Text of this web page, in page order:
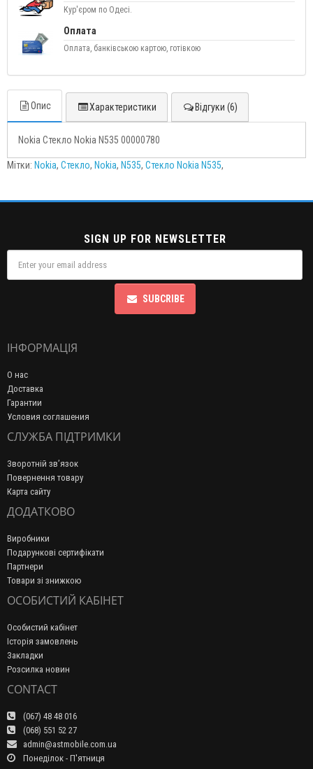
Кур'єром по Одесі.
Оплата
Оплата, банківською картою, готівкою
Опис Характеристики Відгуки (6)
Nokia Стекло Nokia N535 00000780
Мітки: Nokia, Стекло, Nokia, N535, Стекло Nokia N535,
SIGN UP FOR NEWSLETTER
SUBCRIBE
ІНФОРМАЦІЯ
О нас
Доставка
Гарантии
Условия соглашения
СЛУЖБА ПІДТРИМКИ
Зворотній зв’язок
Повернення товару
Карта сайту
ДОДАТКОВО
Виробники
Подарункові сертифікати
Партнери
Товари зі знижкою
ОСОБИСТИЙ КАБІНЕТ
Особистий кабінет
Історія замовлень
Закладки
Розсилка новин
CONTACT
(067) 48 48 016
(068) 551 52 27
admin@astmobile.com.ua
Понеділок - П'ятниця